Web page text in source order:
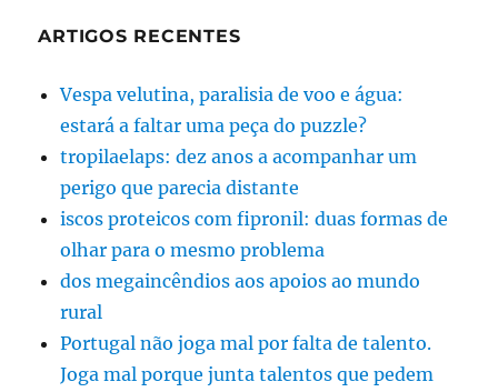
ARTIGOS RECENTES
Vespa velutina, paralisia de voo e água:
estará a faltar uma peça do puzzle?
tropilaelaps: dez anos a acompanhar um
perigo que parecia distante
iscos proteicos com fipronil: duas formas de
olhar para o mesmo problema
dos megaincêndios aos apoios ao mundo
rural
Portugal não joga mal por falta de talento.
Joga mal porque junta talentos que pedem